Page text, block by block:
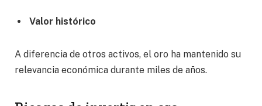
Valor histórico
A diferencia de otros activos, el oro ha mantenido su
relevancia económica durante miles de años.